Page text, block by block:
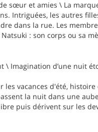
sœur et amies \ La
Intriguées, les autres
dans la rue. Les
: son corps ou sa
\ Imagination d’une nuit
vacances d'été,
la nuit dans une
puis dérivent sur les